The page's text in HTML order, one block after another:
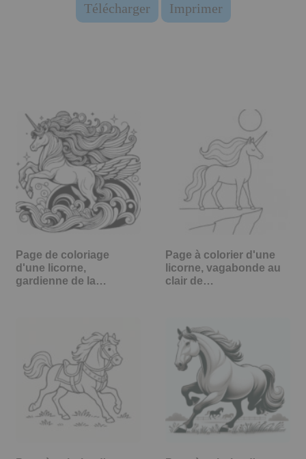
Télécharger Imprimer
Page de coloriage
d'une licorne,
gardienne de la…
Page à colorier d'une
licorne, vagabonde au
clair de…